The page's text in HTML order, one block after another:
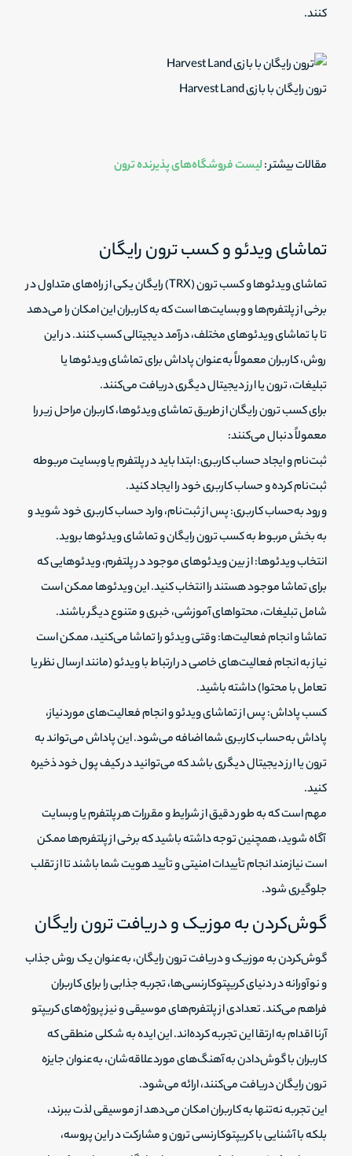
کنند.
ترون رایگان با بازی Harvest Land
مقالات بیشتر :لیست فروشگاه‌های پذیرنده ترون
تماشای ویدئو و کسب ترون رایگان
تماشای ویدئوها و کسب ترون (TRX) رایگان یکی از راه‌های متداول در
برخی از پلتفرم‌ها و وبسایت‌ها است که به کاربران این امکان را می‌دهد
تا با تماشای ویدئوهای مختلف، درآمد دیجیتالی کسب کنند. در این
روش، کاربران معمولاً به‌عنوان پاداش برای تماشای ویدئوها یا
تبلیغات، ترون یا ارز دیجیتال دیگری دریافت می‌کنند.
برای کسب ترون رایگان از طریق تماشای ویدئوها، کاربران مراحل زیر را
معمولاً دنبال می‌کنند:
ثبت‌نام و ایجاد حساب کاربری: ابتدا باید در پلتفرم یا وبسایت مربوطه
ثبت‌نام کرده و حساب کاربری خود را ایجاد کنید.
ورود به‌حساب کاربری: پس از ثبت‌نام، وارد حساب کاربری خود شوید و
به بخش مربوط به کسب ترون رایگان و تماشای ویدئوها بروید.
انتخاب ویدئوها: از بین ویدئوهای موجود در پلتفرم، ویدئوهایی که
برای تماشا موجود هستند را انتخاب کنید. این ویدئوها ممکن است
شامل تبلیغات، محتواهای آموزشی، خبری و متنوع دیگر باشند.
تماشا و انجام فعالیت‌ها: وقتی ویدئو را تماشا می‌کنید، ممکن است
نیاز به انجام فعالیت‌های خاصی در ارتباط با ویدئو (مانند ارسال نظر یا
تعامل با محتوا) داشته باشید.
کسب پاداش: پس از تماشای ویدئو و انجام فعالیت‌های موردنیاز،
پاداش به‌حساب کاربری شما اضافه می‌شود. این پاداش می‌تواند به
ترون یا ارز دیجیتال دیگری باشد که می‌توانید در کیف پول خود ذخیره
کنید.
مهم است که به طور دقیق از شرایط و مقررات هر پلتفرم یا وبسایت
آگاه شوید، همچنین توجه داشته باشید که برخی از پلتفرم‌ها ممکن
است نیازمند انجام تأییدات امنیتی و تأیید هویت شما باشند تا از تقلب
جلوگیری شود.
گوش‌کردن به موزیک و دریافت ترون رایگان
گوش‌کردن به موزیک و دریافت ترون رایگان، به‌عنوان یک روش جذاب
و نوآورانه در دنیای کریپتوکارنسی‌ها، تجربه جذابی را برای کاربران
فراهم می‌کند. تعدادی از پلتفرم‌های موسیقی و نیز پروژه‌های کریپتو
آرنا اقدام به ارتقا این تجربه کرده‌اند. این ایده به شکلی منطقی که
کاربران با گوش‌دادن به آهنگ‌های موردعلاقه‌شان، به‌عنوان جایزه
ترون رایگان دریافت می‌کنند، ارائه می‌شود.
این تجربه نه‌تنها به کاربران امکان می‌دهد از موسیقی لذت ببرند،
بلکه با آشنایی با کریپتوکارنسی ترون و مشارکت در این پروسه،